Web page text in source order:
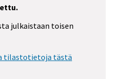
julkaistaan toisen
tilastotietoja tästä